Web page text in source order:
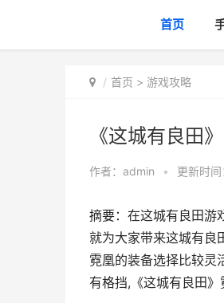
首页
首页 > 游戏攻略
《这城有良田
作者： admin • 更新时
摘要：在这城有良田游
就为大家带来这城有良
霓凰的装备选择比较灵
有格挡,《这城有良田